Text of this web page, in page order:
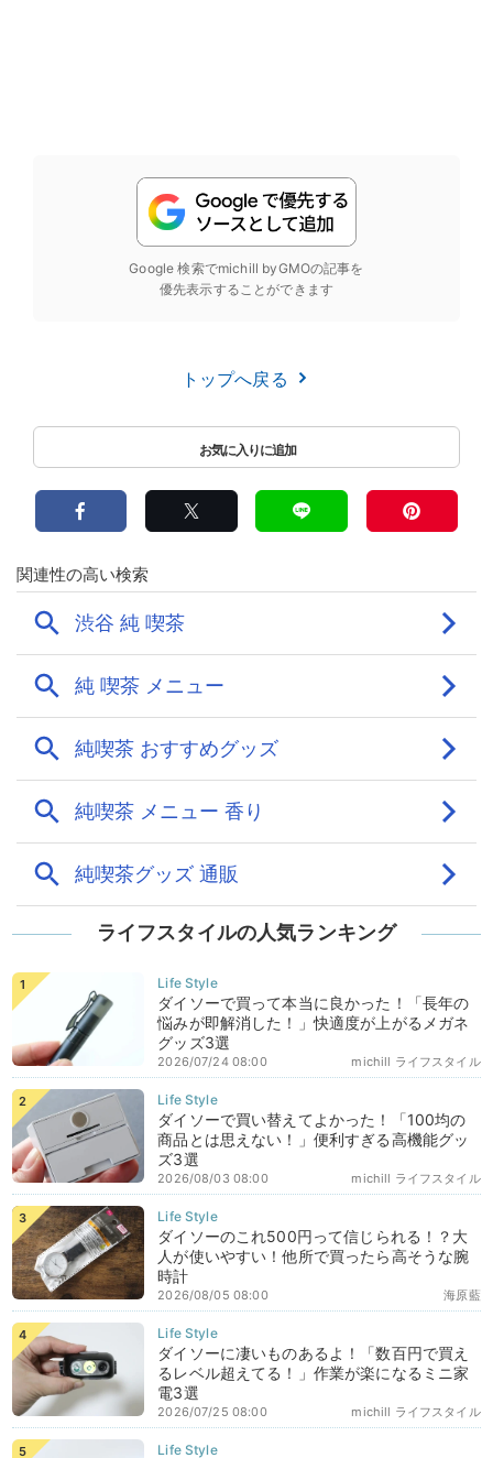
Google 検索でmichill byGMOの記事を
優先表示することができます
トップへ戻る
ライフスタイルの人気ランキング
ダイソーで買って本当に良かった！「長年の
悩みが即解消した！」快適度が上がるメガネ
グッズ3選
michill ライフスタイル
2026/07/24 08:00
ダイソーで買い替えてよかった！「100均の
商品とは思えない！」便利すぎる高機能グッ
ズ3選
michill ライフスタイル
2026/08/03 08:00
ダイソーのこれ500円って信じられる！？大
人が使いやすい！他所で買ったら高そうな腕
時計
海原藍
2026/08/05 08:00
ダイソーに凄いものあるよ！「数百円で買え
るレベル超えてる！」作業が楽になるミニ家
電3選
michill ライフスタイル
2026/07/25 08:00